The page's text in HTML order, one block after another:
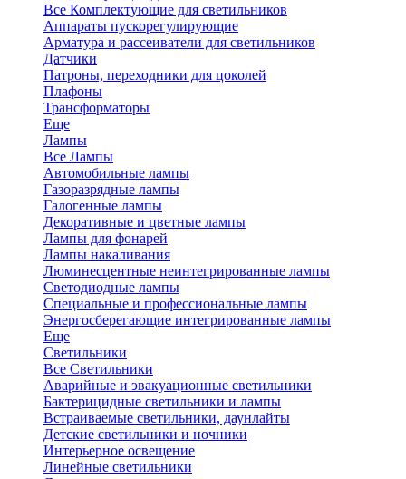
Все Комплектующие для светильников
Аппараты пускорегулирующие
Арматура и рассеиватели для светильников
Датчики
Патроны, переходники для цоколей
Плафоны
Трансформаторы
Еще
Лампы
Все Лампы
Автомобильные лампы
Газоразрядные лампы
Галогенные лампы
Декоративные и цветные лампы
Лампы для фонарей
Лампы накаливания
Люминесцентные неинтегрированные лампы
Светодиодные лампы
Специальные и профессиональные лампы
Энергосберегающие интегрированные лампы
Еще
Светильники
Все Светильники
Аварийные и эвакуационные светильники
Бактерицидные светильники и лампы
Встраиваемые светильники, даунлайты
Детские светильники и ночники
Интерьерное освещение
Линейные светильники